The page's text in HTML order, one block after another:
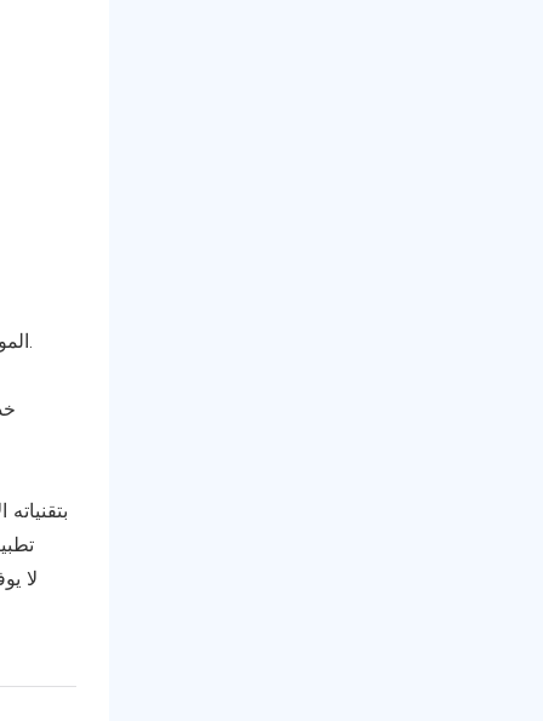
الموثوقية والاستقرار: تعمل المعدات بثبات مع معدل فشل منخفض، ويبلغ العديد من العملاء أنها تبسط العمليات التشغيلية وتزيد الإنتاجية.